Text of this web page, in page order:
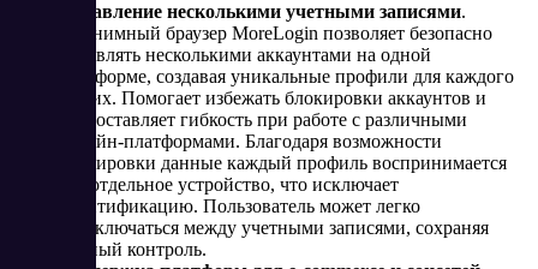
Управление несколькими учетными записями.
Анонимный браузер MoreLogin позволяет безопасно
управлять несколькими аккаунтами на одной
платформе, создавая уникальные профили для каждого
из них. Помогает избежать блокировки аккаунтов и
предоставляет гибкость при работе с различными
онлайн-платформами. Благодаря возможности
маскировки данные каждый профиль воспринимается
как отдельное устройство, что исключает
идентификацию. Пользователь может легко
переключаться между учетными записями, сохраняя
полный контроль.